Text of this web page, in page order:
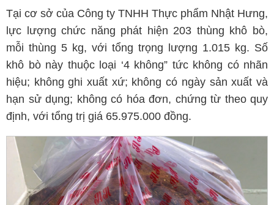
Tại cơ sở của Công ty TNHH Thực phẩm Nhật Hưng,
lực lượng chức năng phát hiện 203 thùng khô bò,
mỗi thùng 5 kg, với tổng trọng lượng 1.015 kg. Số
khô bò này thuộc loại ‘4 không” tức không có nhãn
hiệu; không ghi xuất xứ; không có ngày sản xuất và
hạn sử dụng; không có hóa đơn, chứng từ theo quy
định, với tổng trị giá 65.975.000 đồng.